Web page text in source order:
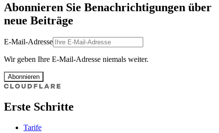
Abonnieren Sie Benachrichtigungen über
neue Beiträge
E-Mail-Adresse
Wir geben Ihre E-Mail-Adresse niemals weiter.
Abonnieren
Erste Schritte
Tarife